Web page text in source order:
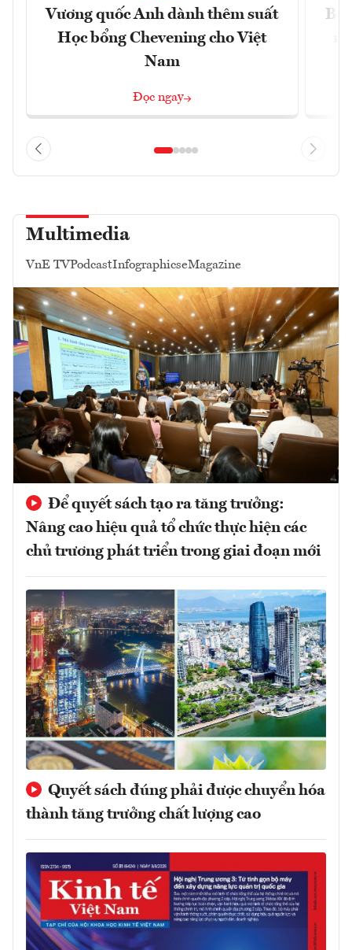
Vương quốc Anh dành thêm suất
Học bổng Chevening cho Việt
Nam
Đọc ngay
Bộ
Multimedia
VnE TVPodcastInfographicseMagazine
Để quyết sách tạo ra tăng trưởng:
Nâng cao hiệu quả tổ chức thực hiện các
chủ trương phát triển trong giai đoạn mới
Quyết sách đúng phải được chuyển hóa
thành tăng trưởng chất lượng cao